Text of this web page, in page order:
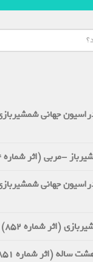
-مربی (اثر شماره 854)
(اثر شماره 852)
(اثر شماره 851)